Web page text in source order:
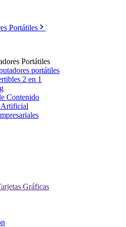
Portátiles
Portátiles
portátiles
2 en 1
Contenido
Artificial
Gráficas